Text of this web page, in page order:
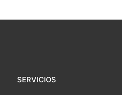
SERVICIOS